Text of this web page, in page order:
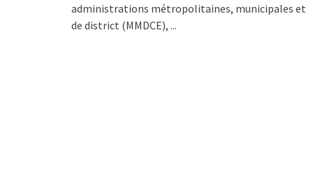
administrations métropolitaines, municipales et
de district (MMDCE), ...